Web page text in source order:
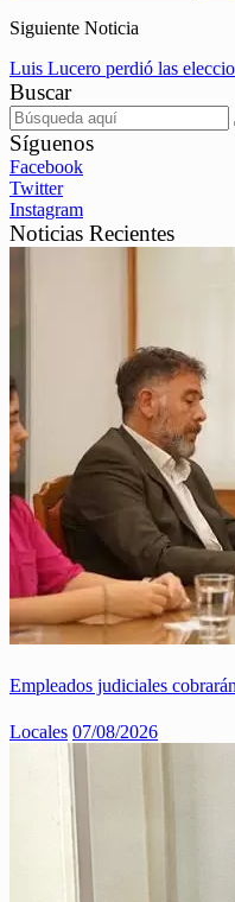
Siguiente Noticia
Luis Lucero perdió las
Buscar
Síguenos
Facebook
Twitter
Instagram
Noticias Recientes
Empleados judiciales
Locales 07/08/2026